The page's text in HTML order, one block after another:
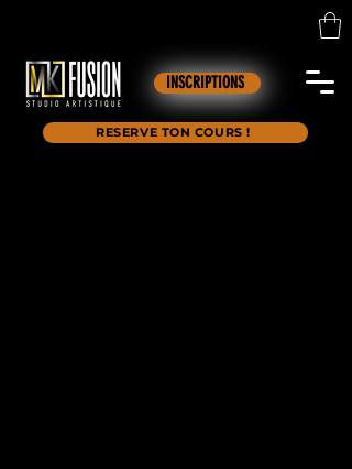
INSCRIPTIONS
RESERVE TON COURS !